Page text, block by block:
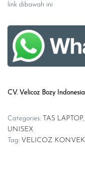
link dibawah ini
CV. Velicoz Bozy Indonesia
Categories: TAS LAPTOP,
UNISEX
Tag: VELICOZ